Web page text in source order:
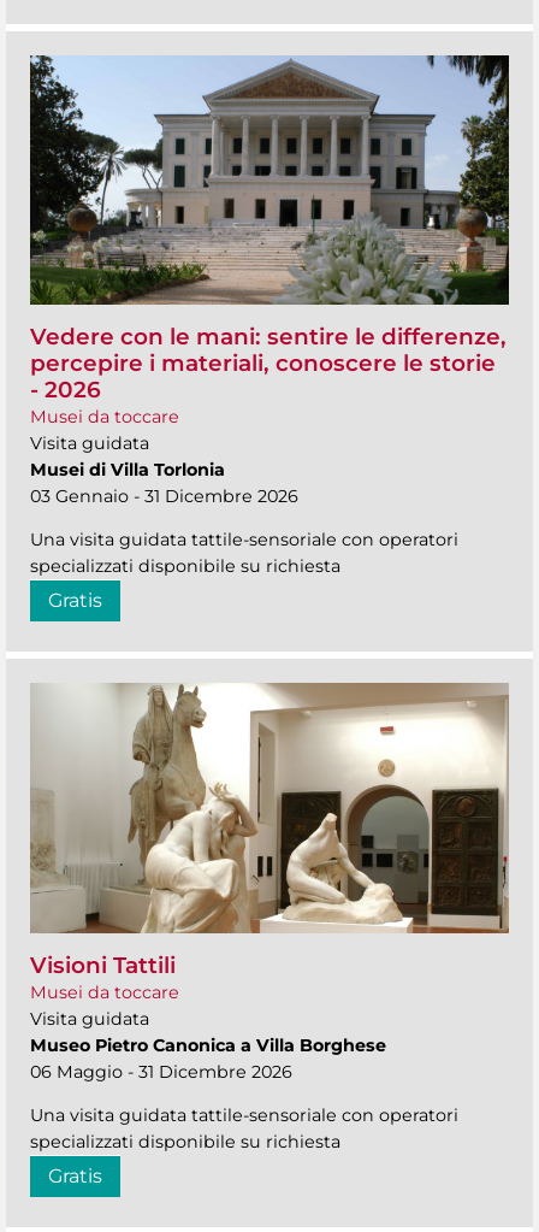
Vedere con le mani: sentire le differenze,
percepire i materiali, conoscere le storie
- 2026
Musei da toccare
Visita guidata
Musei di Villa Torlonia
03 Gennaio - 31 Dicembre 2026
Una visita guidata tattile-sensoriale con operatori
specializzati disponibile su richiesta
Gratis
Visioni Tattili
Musei da toccare
Visita guidata
Museo Pietro Canonica a Villa Borghese
06 Maggio - 31 Dicembre 2026
Una visita guidata tattile-sensoriale con operatori
specializzati disponibile su richiesta
Gratis